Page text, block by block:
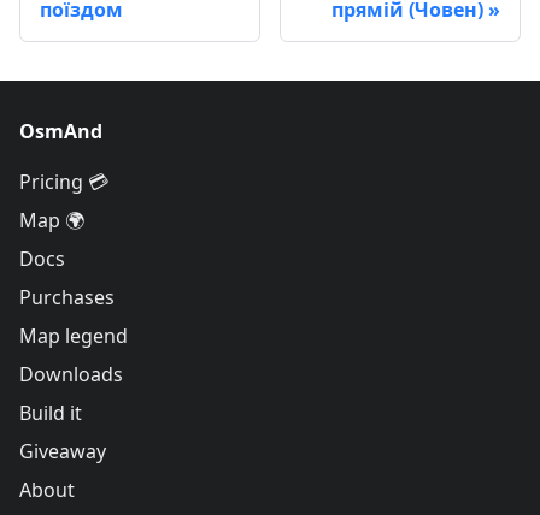
поїздом
прямій (Човен)
OsmAnd
Pricing 💳
Map 🌍
Docs
Purchases
Map legend
Downloads
Build it
Giveaway
About